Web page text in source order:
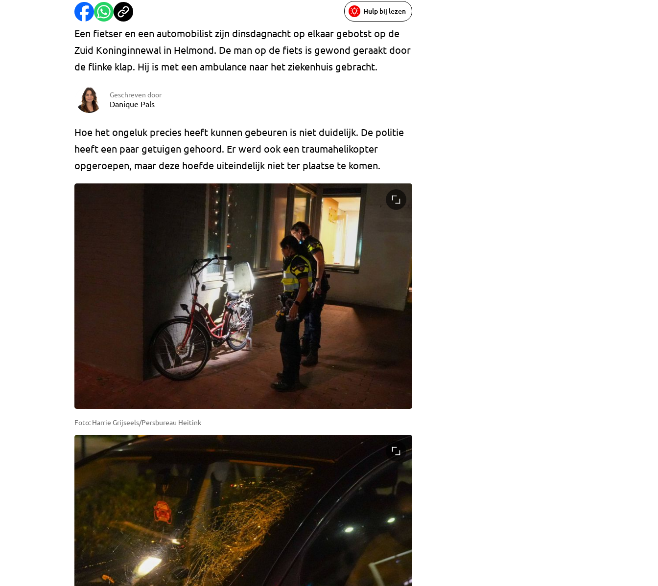
Hulp bij lezen
Een fietser en een automobilist zijn dinsdagnacht op elkaar gebotst op de
Zuid Koninginnewal in Helmond. De man op de fiets is gewond geraakt door
de flinke klap. Hij is met een ambulance naar het ziekenhuis gebracht.
Geschreven door
Danique Pals
Hoe het ongeluk precies heeft kunnen gebeuren is niet duidelijk. De politie
heeft een paar getuigen gehoord. Er werd ook een traumahelikopter
opgeroepen, maar deze hoefde uiteindelijk niet ter plaatse te komen.
Foto: Harrie Grijseels/Persbureau Heitink